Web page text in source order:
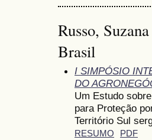
Russo,
Brasil
I SIMPÓSIO
DO
Um Estudo
para Proteção
Território Sul
RESUMO PDF